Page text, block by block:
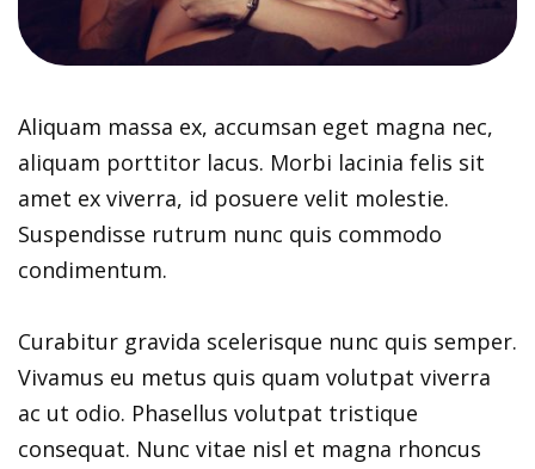
Aliquam massa ex, accumsan eget magna nec,
aliquam porttitor lacus. Morbi lacinia felis sit
amet ex viverra, id posuere velit molestie.
Suspendisse rutrum nunc quis commodo
condimentum.
Curabitur gravida scelerisque nunc quis semper.
Vivamus eu metus quis quam volutpat viverra
ac ut odio. Phasellus volutpat tristique
consequat. Nunc vitae nisl et magna rhoncus